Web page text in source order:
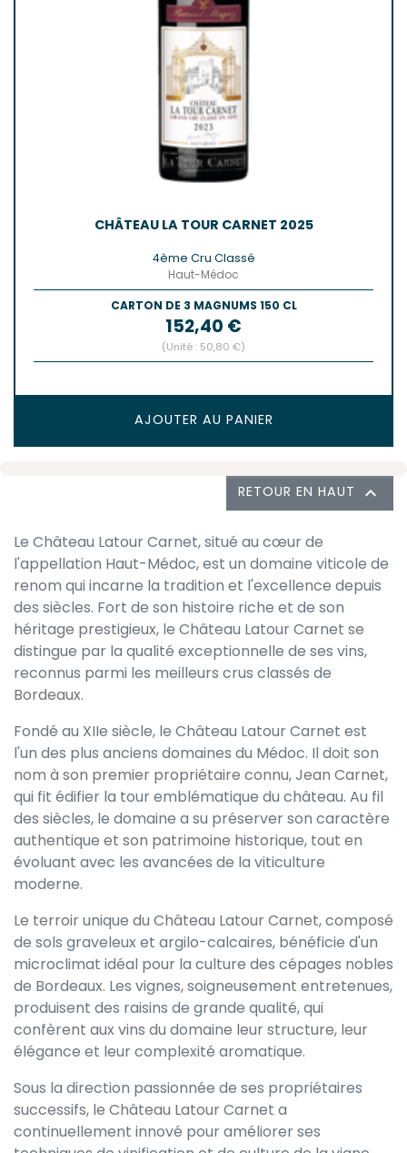
CHÂTEAU LA TOUR CARNET 2025
4ème Cru Classé
Haut-Médoc
CARTON DE 3 MAGNUMS 150 CL
Prix
152,40 €
(Unité : 50,80 €)
AJOUTER AU PANIER
RETOUR EN HAUT 
Le Château Latour Carnet, situé au cœur de
l'appellation Haut-Médoc, est un domaine viticole de
renom qui incarne la tradition et l'excellence depuis
des siècles. Fort de son histoire riche et de son
héritage prestigieux, le Château Latour Carnet se
distingue par la qualité exceptionnelle de ses vins,
reconnus parmi les meilleurs crus classés de
Bordeaux.
Fondé au XIIe siècle, le Château Latour Carnet est
l'un des plus anciens domaines du Médoc. Il doit son
nom à son premier propriétaire connu, Jean Carnet,
qui fit édifier la tour emblématique du château. Au fil
des siècles, le domaine a su préserver son caractère
authentique et son patrimoine historique, tout en
évoluant avec les avancées de la viticulture
moderne.
Le terroir unique du Château Latour Carnet, composé
de sols graveleux et argilo-calcaires, bénéficie d'un
microclimat idéal pour la culture des cépages nobles
de Bordeaux. Les vignes, soigneusement entretenues,
produisent des raisins de grande qualité, qui
confèrent aux vins du domaine leur structure, leur
élégance et leur complexité aromatique.
Sous la direction passionnée de ses propriétaires
successifs, le Château Latour Carnet a
continuellement innové pour améliorer ses